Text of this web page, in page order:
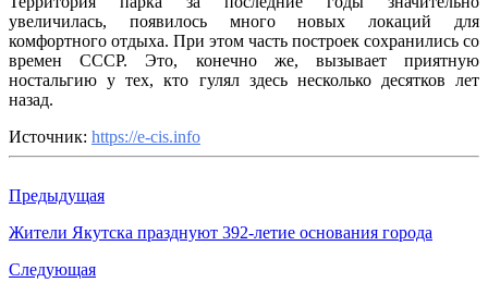
увеличилась, появилось много новых локаций для
комфортного отдыха. При этом часть построек сохранились со
времен СССР. Это, конечно же, вызывает приятную
ностальгию у тех, кто гулял здесь несколько десятков лет
назад.
Источник: https://e-cis.info
Предыдущая
Жители Якутска празднуют 392-летие основания города
Следующая